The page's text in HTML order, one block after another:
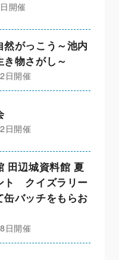
開催
然がっこう～池内
き物さがし～
日開催
日開催
田辺城資料館 夏
ト クイズラリー
缶バッチをもらお
日開催